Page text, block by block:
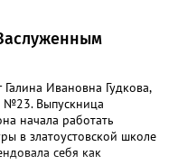
Ивановна Гудкова,
№23. Выпускница
начала работать
в златоустовской школе
себя как